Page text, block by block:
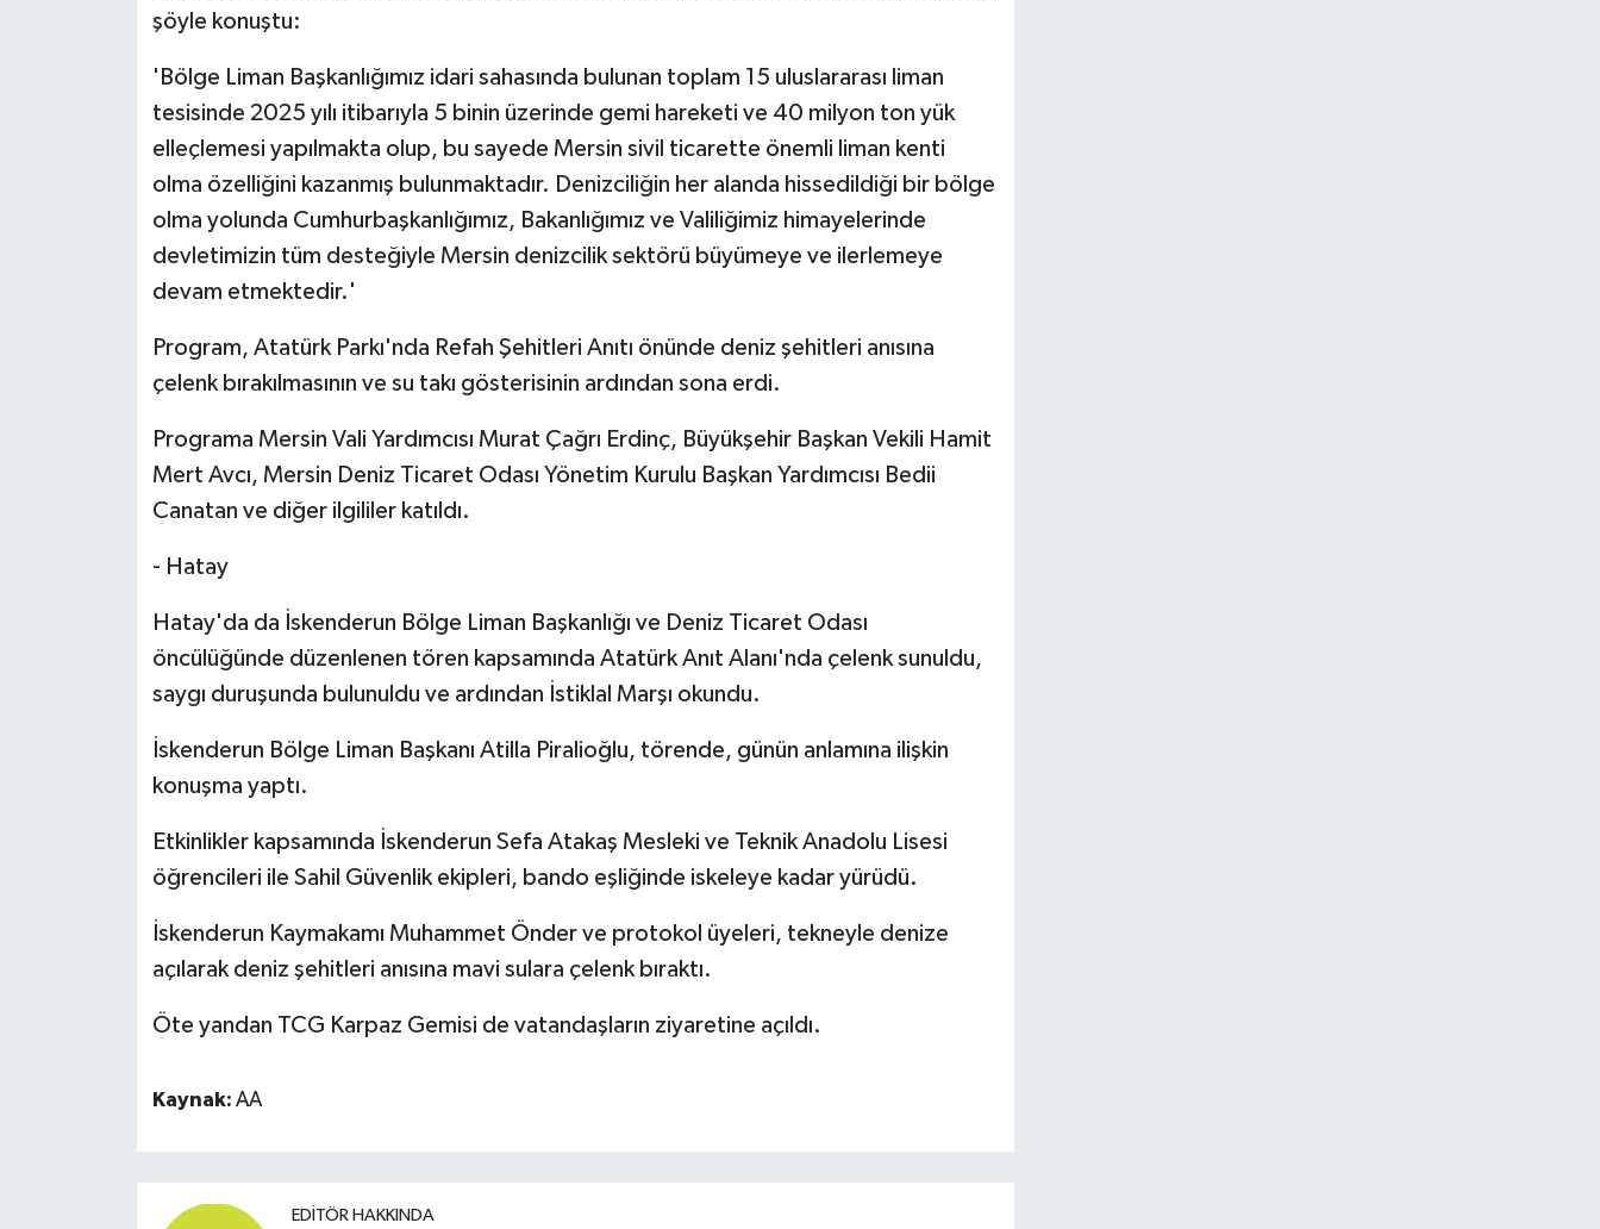
şöyle konuştu:
'Bölge Liman Başkanlığımız idari sahasında bulunan toplam 15 uluslararası liman
tesisinde 2025 yılı itibarıyla 5 binin üzerinde gemi hareketi ve 40 milyon ton yük
elleçlemesi yapılmakta olup, bu sayede Mersin sivil ticarette önemli liman kenti
olma özelliğini kazanmış bulunmaktadır. Denizciliğin her alanda hissedildiği bir bölge
olma yolunda Cumhurbaşkanlığımız, Bakanlığımız ve Valiliğimiz himayelerinde
devletimizin tüm desteğiyle Mersin denizcilik sektörü büyümeye ve ilerlemeye
devam etmektedir.'
Program, Atatürk Parkı'nda Refah Şehitleri Anıtı önünde deniz şehitleri anısına
çelenk bırakılmasının ve su takı gösterisinin ardından sona erdi.
Programa Mersin Vali Yardımcısı Murat Çağrı Erdinç, Büyükşehir Başkan Vekili Hamit
Mert Avcı, Mersin Deniz Ticaret Odası Yönetim Kurulu Başkan Yardımcısı Bedii
Canatan ve diğer ilgililer katıldı.
- Hatay
Hatay'da da İskenderun Bölge Liman Başkanlığı ve Deniz Ticaret Odası
öncülüğünde düzenlenen tören kapsamında Atatürk Anıt Alanı'nda çelenk sunuldu,
saygı duruşunda bulunuldu ve ardından İstiklal Marşı okundu.
İskenderun Bölge Liman Başkanı Atilla Piralioğlu, törende, günün anlamına ilişkin
konuşma yaptı.
Etkinlikler kapsamında İskenderun Sefa Atakaş Mesleki ve Teknik Anadolu Lisesi
öğrencileri ile Sahil Güvenlik ekipleri, bando eşliğinde iskeleye kadar yürüdü.
İskenderun Kaymakamı Muhammet Önder ve protokol üyeleri, tekneyle denize
açılarak deniz şehitleri anısına mavi sulara çelenk bıraktı.
Öte yandan TCG Karpaz Gemisi de vatandaşların ziyaretine açıldı.
Kaynak: AA
EDITÖR HAKKINDA